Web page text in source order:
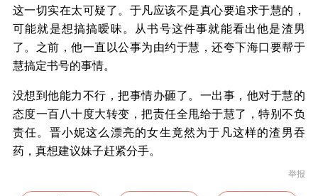
这一切实在太可疑了。于凡应该不是真心要追求于慧的，
可能就是想搞搞暧昧。从书号这件事就能看出他是渣男
了。之前，他一直以公事为由约于慧，还夸下海口要帮于
慧搞定书号的事情。
没想到他能力不行，把事情办砸了。一出事，他对于慧的
态度一百八十度大转变，把责任全甩给于慧了，特别不负
责任。晋小妮这么漂亮的女生竟然为于凡这样的渣男吞
药，真想建议妹子赶紧分手。
举报